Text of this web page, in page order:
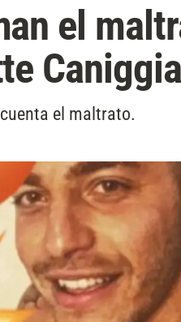
el
Caniggia
el maltrato.